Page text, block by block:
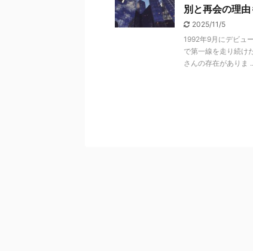
別と再会の理由
2025/11/5
1992年9月にデビュ
で第一線を走り続け
さんの存在がありま